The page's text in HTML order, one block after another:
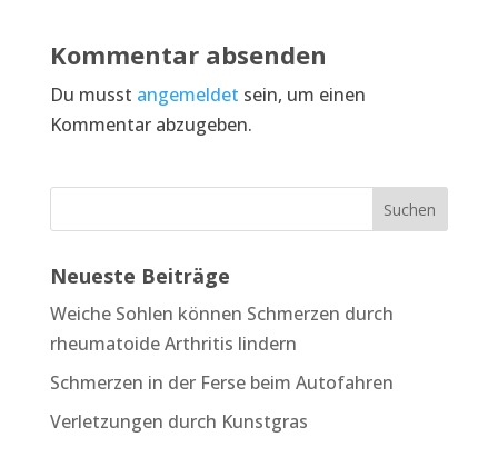
Kommentar absenden
Du musst angemeldet sein, um einen
Kommentar abzugeben.
Neueste Beiträge
Weiche Sohlen können Schmerzen durch
rheumatoide Arthritis lindern
Schmerzen in der Ferse beim Autofahren
Verletzungen durch Kunstgras